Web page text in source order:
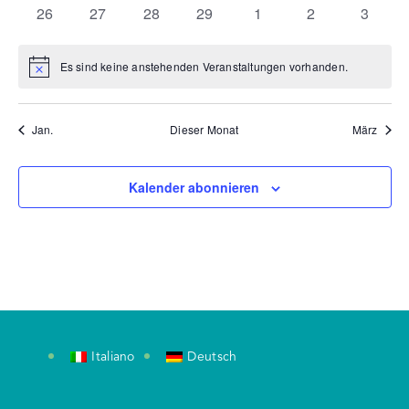
0
26
0
27
0
28
0
29
0
1
0
2
0
3
HinweisEs sind keine anstehenden Veranstaltungen vorhanden.
Jan. Dieser Monat März
Kalender abonnieren
Italiano Deutsch